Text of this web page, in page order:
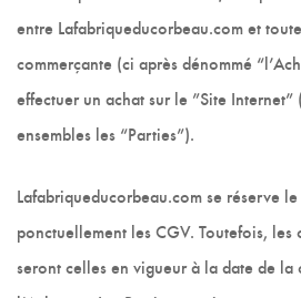
entre Lafabriqueducorbeau.com et
commerçante (ci après dénommé
effectuer un achat sur le ”Site Internet”
ensembles les “Parties”).
Lafabriqueducorbeau.com se réserve
ponctuellement les CGV. Toutefois,
seront celles en vigueur à la date de la